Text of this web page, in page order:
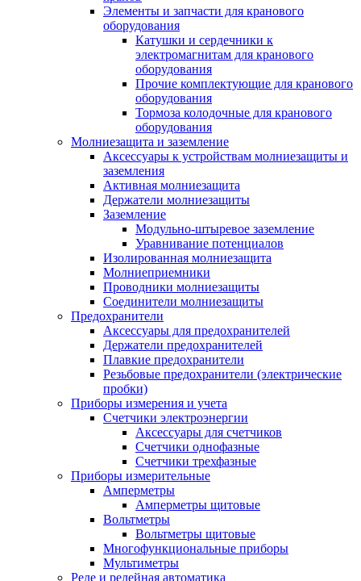
Элементы и запчасти для кранового
оборудования
Катушки и сердечники к
электромагнитам для кранового
оборудования
Прочие комплектующие для кранового
оборудования
Тормоза колодочные для кранового
оборудования
Молниезащита и заземление
Аксессуары к устройствам молниезащиты и
заземления
Активная молниезащита
Держатели молниезащиты
Заземление
Модульно-штыревое заземление
Уравнивание потенциалов
Изолированная молниезащита
Молниеприемники
Проводники молниезащиты
Соединители молниезащиты
Предохранители
Аксессуары для предохранителей
Держатели предохранителей
Плавкие предохранители
Резьбовые предохранители (электрические
пробки)
Приборы измерения и учета
Счетчики электроэнергии
Аксессуары для счетчиков
Счетчики однофазные
Счетчики трехфазные
Приборы измерительные
Амперметры
Амперметры щитовые
Вольтметры
Вольтметры щитовые
Многофункциональные приборы
Мультиметры
Реле и релейная автоматика